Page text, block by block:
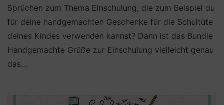
Sprüchen zum Thema Einschulung, die zum Beispiel du
für deine handgemachten Geschenke für die Schultüte
deines Kindes verwenden kannst? Dann ist das Bundle
Handgemachte Grüße zur Einschulung vielleicht genau
das…